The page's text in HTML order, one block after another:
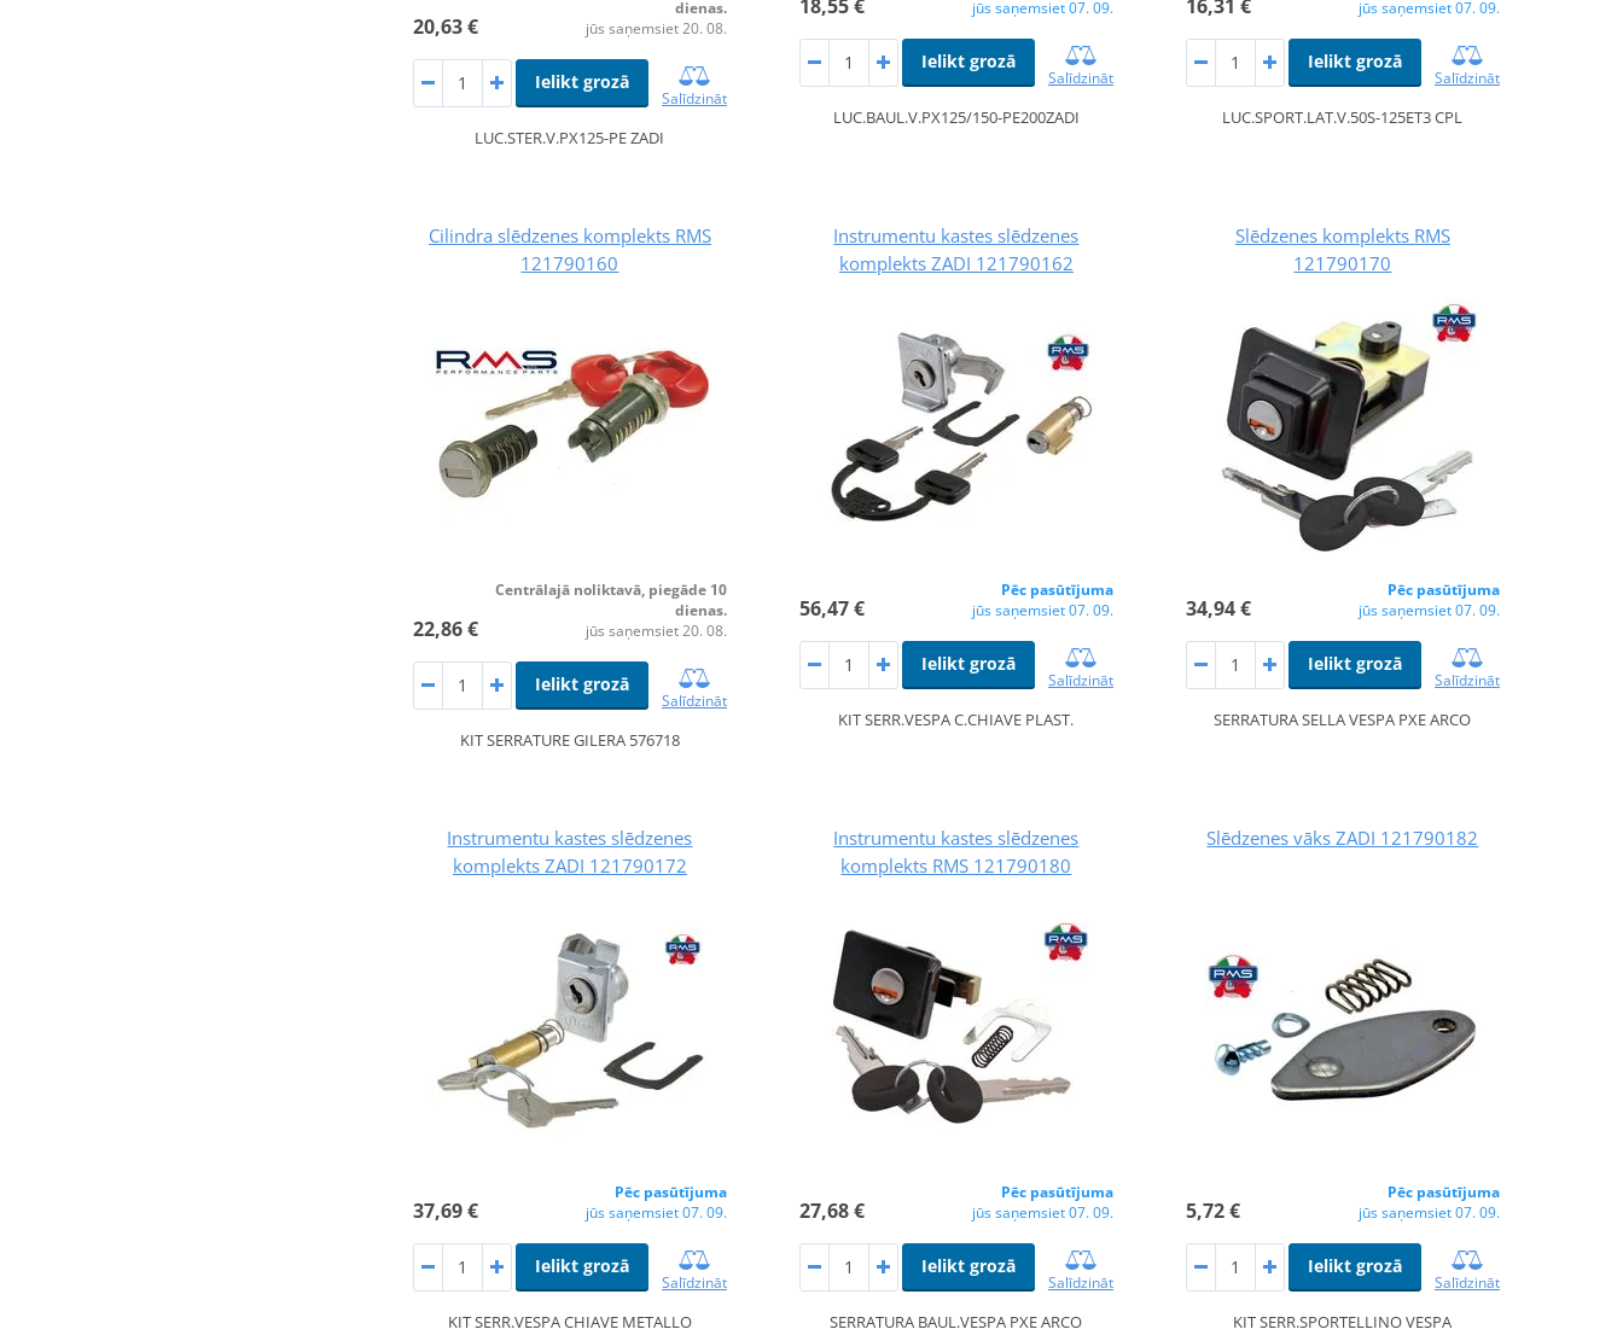
20,63 €
dienas.
jūs saņemsiet 20. 08.
Ielikt grozā
Salīdzināt
LUC.STER.V.PX125-PE ZADI
18,55 €
jūs saņemsiet 07. 09.
Ielikt grozā
Salīdzināt
LUC.BAUL.V.PX125/150-PE200ZADI
16,31 €
jūs saņemsiet 07. 09.
Ielikt grozā
Salīdzināt
LUC.SPORT.LAT.V.50S-125ET3 CPL
Cilindra slēdzenes komplekts RMS
121790160
22,86 €
Centrālajā noliktavā, piegāde 10
dienas.
jūs saņemsiet 20. 08.
Ielikt grozā
Salīdzināt
KIT SERRATURE GILERA 576718
Instrumentu kastes slēdzenes
komplekts ZADI 121790162
56,47 €
Pēc pasūtījuma
jūs saņemsiet 07. 09.
Ielikt grozā
Salīdzināt
KIT SERR.VESPA C.CHIAVE PLAST.
Slēdzenes komplekts RMS
121790170
34,94 €
Pēc pasūtījuma
jūs saņemsiet 07. 09.
Ielikt grozā
Salīdzināt
SERRATURA SELLA VESPA PXE ARCO
Instrumentu kastes slēdzenes
komplekts ZADI 121790172
37,69 €
Pēc pasūtījuma
jūs saņemsiet 07. 09.
Ielikt grozā
Salīdzināt
KIT SERR.VESPA CHIAVE METALLO
Instrumentu kastes slēdzenes
komplekts RMS 121790180
27,68 €
Pēc pasūtījuma
jūs saņemsiet 07. 09.
Ielikt grozā
Salīdzināt
SERRATURA BAUL.VESPA PXE ARCO
Slēdzenes vāks ZADI 121790182
5,72 €
Pēc pasūtījuma
jūs saņemsiet 07. 09.
Ielikt grozā
Salīdzināt
KIT SERR.SPORTELLINO VESPA